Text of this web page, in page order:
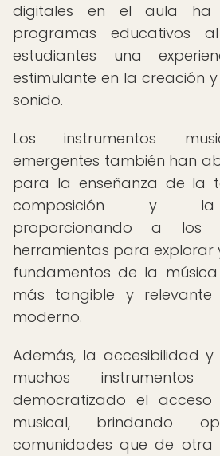
digitales en el aula ha
programas educativos
estudiantes una
estimulante en la creación
sonido.
Los instrumentos
emergentes también han
para la enseñanza de la
composición y la
proporcionando a los
herramientas para explorar
fundamentos de la
más tangible y
moderno.
Además, la accesibilidad
muchos
democratizado el
musical, brindando
comunidades que de